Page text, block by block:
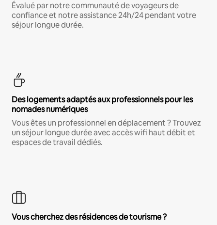
Évalué par notre communauté de voyageurs de
confiance et notre assistance 24h/24 pendant votre
séjour longue durée.
Des logements adaptés aux professionnels pour les
nomades numériques
Vous êtes un professionnel en déplacement ? Trouvez
un séjour longue durée avec accès wifi haut débit et
espaces de travail dédiés.
Vous cherchez des résidences de tourisme ?